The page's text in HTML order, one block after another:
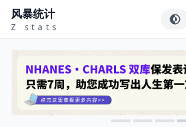
风暴统计
Z stats